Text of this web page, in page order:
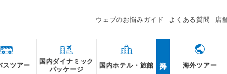
ウェブのお悩みガイド よくある質問 店
スツアー
国内ダイナミック
パッケージ
国内ホテル・旅館 海外ツアー